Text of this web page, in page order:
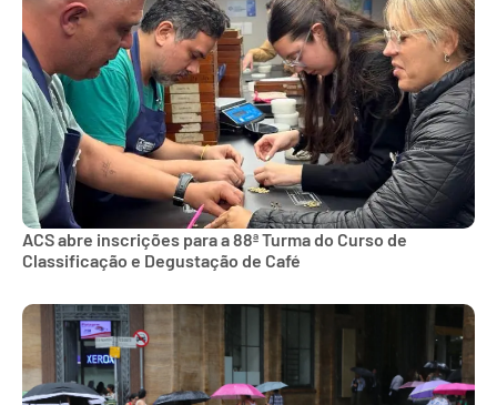
ACS abre inscrições para a 88ª Turma do Curso de
Classificação e Degustação de Café